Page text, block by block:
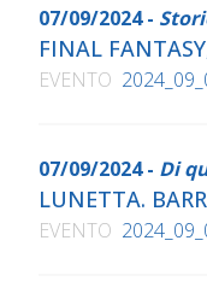
07/09/2024 -
FINAL
EVENTO
07/09/2024 - Di
LUNETTA.
EVENTO